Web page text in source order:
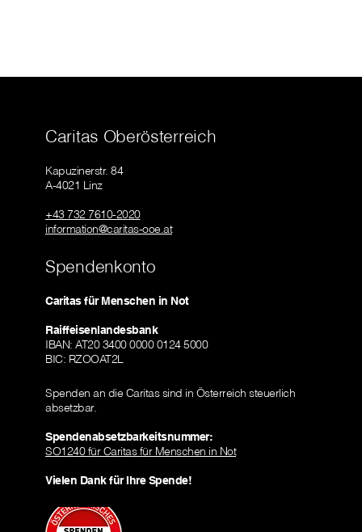
Caritas Oberösterreich
Kapuzinerstr. 84
A-4021 Linz
+43 732 7610-2020
information@caritas-ooe.at
Spendenkonto
Caritas für Menschen in Not
Raiffeisenlandesbank
IBAN: AT20 3400 0000 0124 5000
BIC: RZOOAT2L
Spenden an die Caritas sind in Österreich steuerlich
absetzbar.
Spendenabsetzbarkeitsnummer:
SO1240 für Caritas für Menschen in Not
Vielen Dank für Ihre Spende!